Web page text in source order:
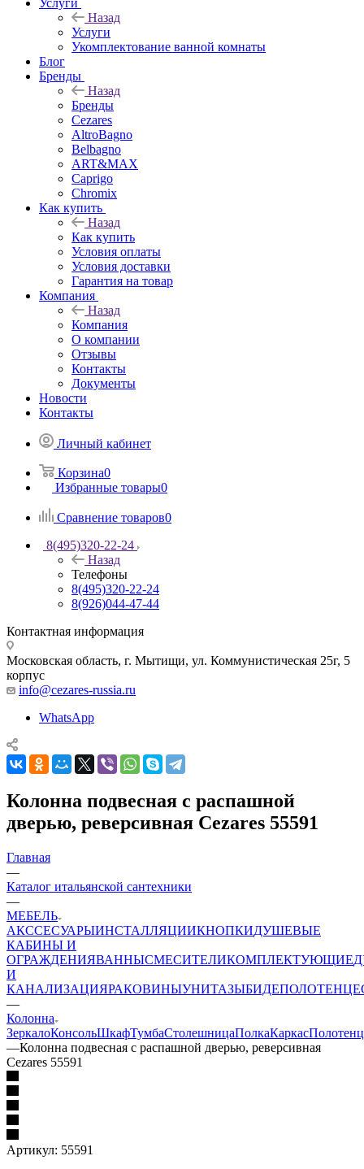
Услуги
Назад
Услуги
Укомплектование ванной комнаты
Блог
Бренды
Назад
Бренды
Cezares
AltroBagno
Belbagno
ART&MAX
Caprigo
Chromix
Как купить
Назад
Как купить
Условия оплаты
Условия доставки
Гарантия на товар
Компания
Назад
Компания
О компании
Отзывы
Контакты
Документы
Новости
Контакты
Личный кабинет
Корзина0
Избранные товары0
Сравнение товаров0
8(495)320-22-24
Назад
Телефоны
8(495)320-22-24
8(926)044-47-44
Контактная информация
Московская область, г. Мытищи, ул. Коммунистическая 25г, 5
корпус
info@cezares-russia.ru
WhatsApp
Колонна подвесная с распашной
дверью, реверсивная Cezares 55591
Главная
—
Каталог итальянской сантехники
—
МЕБЕЛЬ
АКССЕСУАРЫИНСТАЛЛЯЦИИКНОПКИДУШЕВЫЕ
КАБИНЫ И
ОГРАЖДЕНИЯВАННЫСМЕСИТЕЛИКОМПЛЕКТУЮЩИЕ
И
КАНАЛИЗАЦИЯРАКОВИНЫУНИТАЗЫБИДЕ
—
Колонна
ЗеркалоКонсольШкафТумбаСтолешницаПолкаКаркас
—Колонна подвесная с распашной дверью, реверсивная
Cezares 55591
Артикул: 55591